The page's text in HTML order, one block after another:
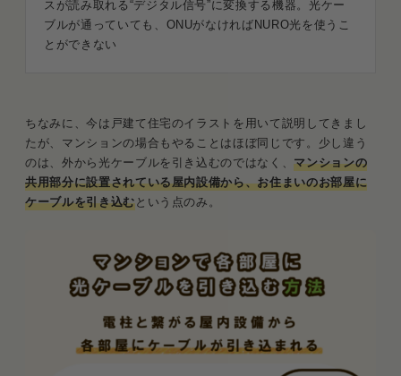
スが読み取れる“デジタル信号”に変換する機器。光ケー
ブルが通っていても、ONUがなければNURO光を使うこ
とができない
ちなみに、今は戸建て住宅のイラストを用いて説明してきまし
たが、マンションの場合もやることはほぼ同じです。少し違う
のは、外から光ケーブルを引き込むのではなく、マンションの
共用部分に設置されている屋内設備から、お住まいのお部屋に
ケーブルを引き込むという点のみ。